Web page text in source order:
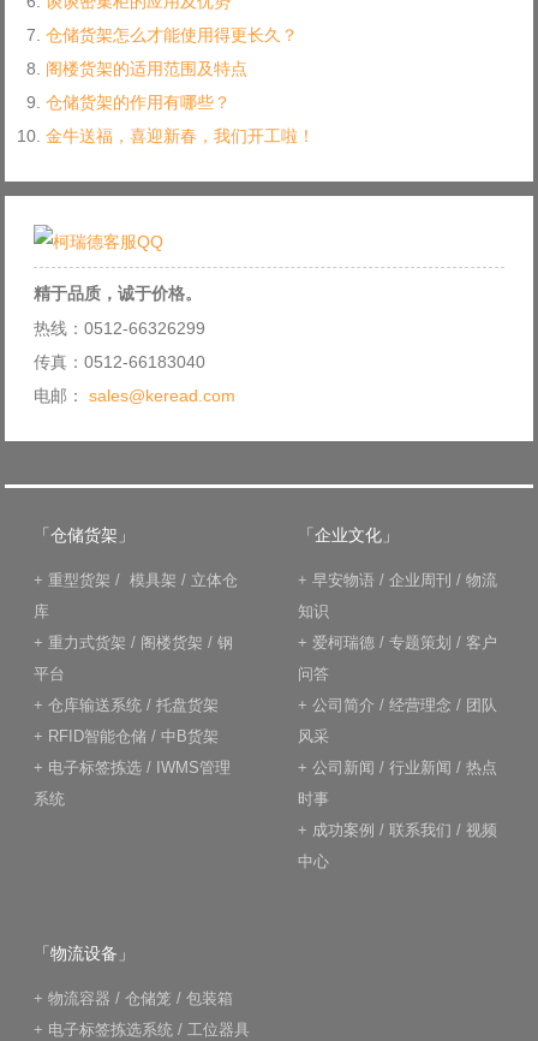
仓储货架怎么才能使用得更长久？
阁楼货架的适用范围及特点
仓储货架的作用有哪些？
金牛送福，喜迎新春，我们开工啦！
精于品质，诚于价格。
热线：0512-66326299
传真：0512-66183040
电邮： sales@keread.com
「仓储货架」
+ 重型货架 / 模具架 / 立体仓
库
+ 重力式货架 / 阁楼货架 / 钢
平台
+ 仓库输送系统 / 托盘货架
+ RFID智能仓储 / 中B货架
+ 电子标签拣选 / IWMS管理
系统
「企业文化」
+ 早安物语 / 企业周刊 / 物流
知识
+ 爱柯瑞德 / 专题策划 / 客户
问答
+ 公司简介 / 经营理念 / 团队
风采
+ 公司新闻 / 行业新闻 / 热点
时事
+ 成功案例 / 联系我们 / 视频
中心
「物流设备」
+ 物流容器 / 仓储笼 / 包装箱
+ 电子标签拣选系统 / 工位器具